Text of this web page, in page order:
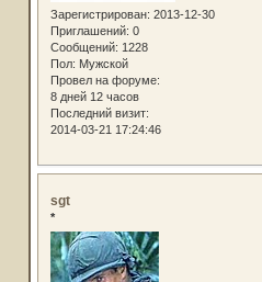
Зарегистрирован: 2013-12-30
Приглашений: 0
Сообщений: 1228
Пол: Мужской
Провел на форуме:
8 дней 12 часов
Последний визит:
2014-03-21 17:24:46
sgt
*